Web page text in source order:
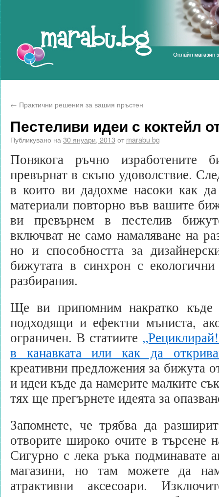
← Практични решения за вашия пръстен
Пестеливи идеи с коктейл
Публикувано на 30 януари, 2013 от marabu bg
Понякога ръчно изработените
превърнат в скъпо удоволствие.
в които ви дадохме насоки как да
материали повторно във вашите
ви превърнем в пестелив
включват не само намаляване на
но и способността за
бижутата в синхрон с
разбирания.
Ще ви припомним накратко къде
подходящи и ефектни мъниста,
ограничен. В статиите
в канавката или как да
креативни предложения за бижута
и идеи къде да намерите малките
тях ще прегърнете идеята за
Запомнете, че трябва да
отворите широко очите в търсене
Сигурно с лека ръка подминавате
магазини, но там можете да
атрактивни аксесоари.